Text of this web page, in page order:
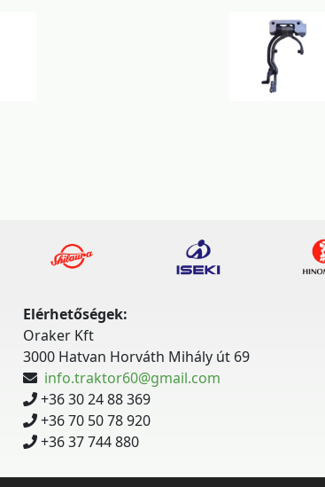
Elérhetőségek:
Oraker Kft
3000 Hatvan Horváth Mihály út 69
info.traktor60@gmail.com
+36 30 24 88 369
+36 70 50 78 920
+36 37 744 880